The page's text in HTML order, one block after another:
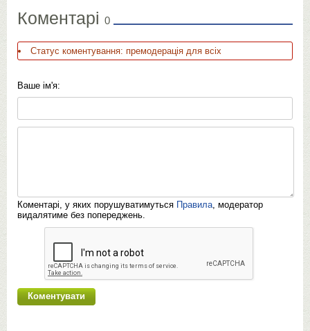
Коментарі 0
Статус коментування: премодерація для всіх
Ваше ім'я:
Коментарі, у яких порушуватимуться Правила, модератор
видалятиме без попереджень.